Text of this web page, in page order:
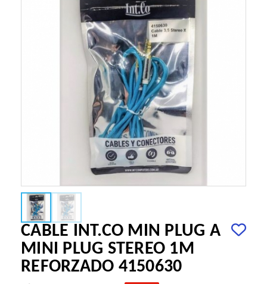
CABLE INT.CO MIN PLUG A
MINI PLUG STEREO 1M
REFORZADO 4150630